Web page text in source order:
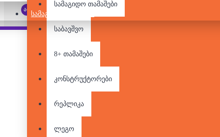
ᲡᲐᲛᲐᲒᲘᲓᲝ ᲗᲐᲛᲐᲨᲔᲑᲘ
სამაგიდო თამაშები
საბავშვო
8+ თამაშები
კონსტრუქტორები
რეპლიკა
ლეგო
არ არის მარაგში
Splendor